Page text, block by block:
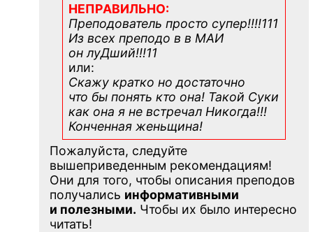
НЕПРАВИЛЬНО:
Преподователь просто супер!!!!111
Из всех преподо в в МАИ
он луДший!!!11
или:
Скажу кратко но достаточно
что бы понять кто она! Такой Суки
как она я не встречал Никогда!!!
Конченная женьщина!
Пожалуйста, следуйте
вышеприведенным рекомендациям!
Они для того, чтобы описания преподов
получались информативными
и полезными. Чтобы их было интересно
читать!